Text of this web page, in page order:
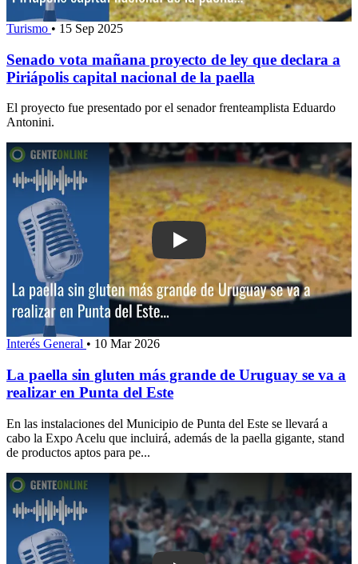
Turismo • 15 Sep 2025
Senado vota mañana proyecto de ley que declara a
Piriápolis capital nacional de la paella
El proyecto fue presentado por el senador frenteamplista Eduardo
Antonini.
Play: La paella sin gluten más grande
Interés General • 10 Mar 2026
La paella sin gluten más grande de Uruguay se va a
realizar en Punta del Este
En las instalaciones del Municipio de Punta del Este se llevará a
cabo la Expo Acelu que incluirá, además de la paella gigante, stand
de productos aptos para pe...